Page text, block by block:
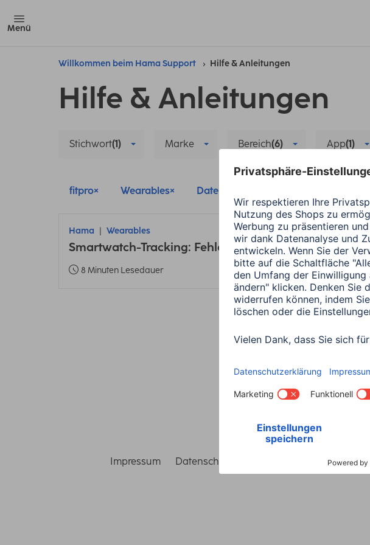
Menü
Willkommen beim Hama Support Hilfe & Anleitungen
Hilfe & Anleitungen
Stichwort(1) Marke Bereich(6) App(1)
fitpro Wearables Datensynchronisierung
Hama Wearables
Smartwatch-Tracking: Fehler bei Energiesparen
8 Minuten Lesedauer
Impressum Datenschutz Garantiebestimmungen